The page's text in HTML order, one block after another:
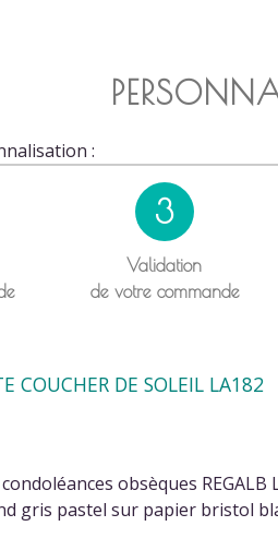
:
3
Validation
de votre commande
COUCHER DE SOLEIL LA182
obsèques
gris pastel sur papier bristol